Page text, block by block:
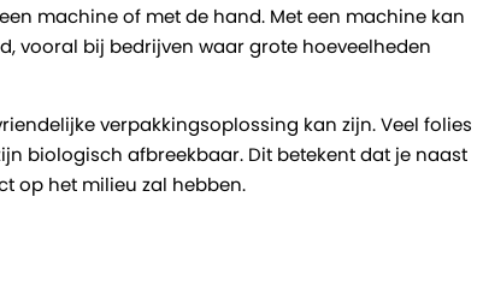
machine of met de hand. Met een machine kan
vooral bij bedrijven waar grote hoeveelheden
verpakkingsoplossing kan zijn. Veel folies
biologisch afbreekbaar. Dit betekent dat je naast
op het milieu zal hebben.